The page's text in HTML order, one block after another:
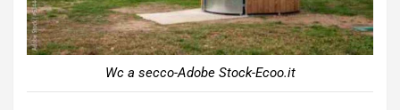
Wc a secco-Adobe Stock-Ecoo.it